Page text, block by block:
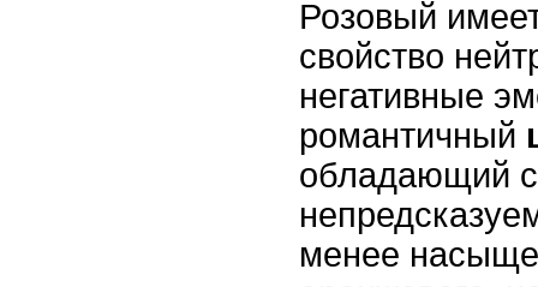
Розовый
свойство
негативные
романтичный
обладающий
менее